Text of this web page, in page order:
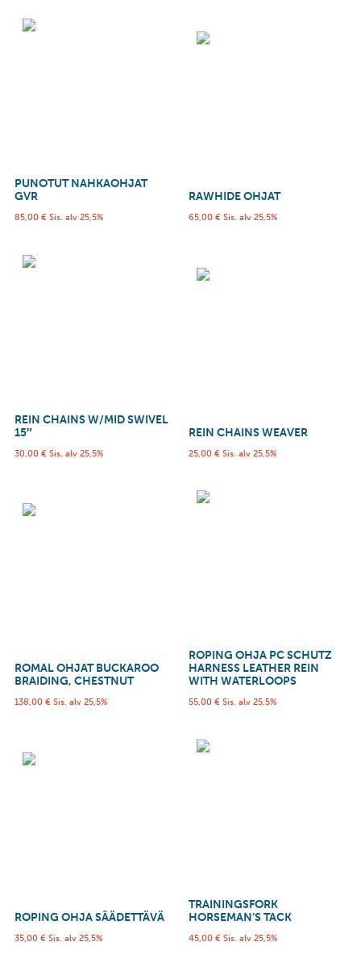
PUNOTUT NAHKAOHJAT
GVR
85,00 € Sis. alv 25,5%
RAWHIDE OHJAT
65,00 € Sis. alv 25,5%
REIN CHAINS W/MID SWIVEL
15″
30,00 € Sis. alv 25,5%
REIN CHAINS WEAVER
25,00 € Sis. alv 25,5%
ROMAL OHJAT BUCKAROO
BRAIDING, CHESTNUT
138,00 € Sis. alv 25,5%
ROPING OHJA PC SCHUTZ
HARNESS LEATHER REIN
WITH WATERLOOPS
55,00 € Sis. alv 25,5%
ROPING OHJA SÄÄDETTÄVÄ
35,00 € Sis. alv 25,5%
TRAININGSFORK
HORSEMAN’S TACK
45,00 € Sis. alv 25,5%